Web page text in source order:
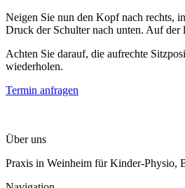
Neigen Sie nun den Kopf nach rechts,
Druck der Schulter nach unten. Auf der
Achten Sie darauf, die aufrechte
wiederholen.
Termin anfragen
Über uns
Praxis in Weinheim für Kinder-Physio,